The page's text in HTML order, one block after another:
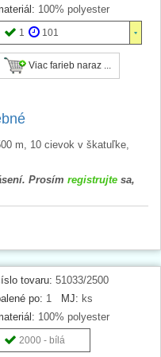
100% polyester
1 101
Viac farieb naraz ...
m, 10 cievok v škatuľke,
Prosím registrujte sa,
tovaru: 51033/2500
po: 1 MJ: ks
100% polyester
2000 - bílá